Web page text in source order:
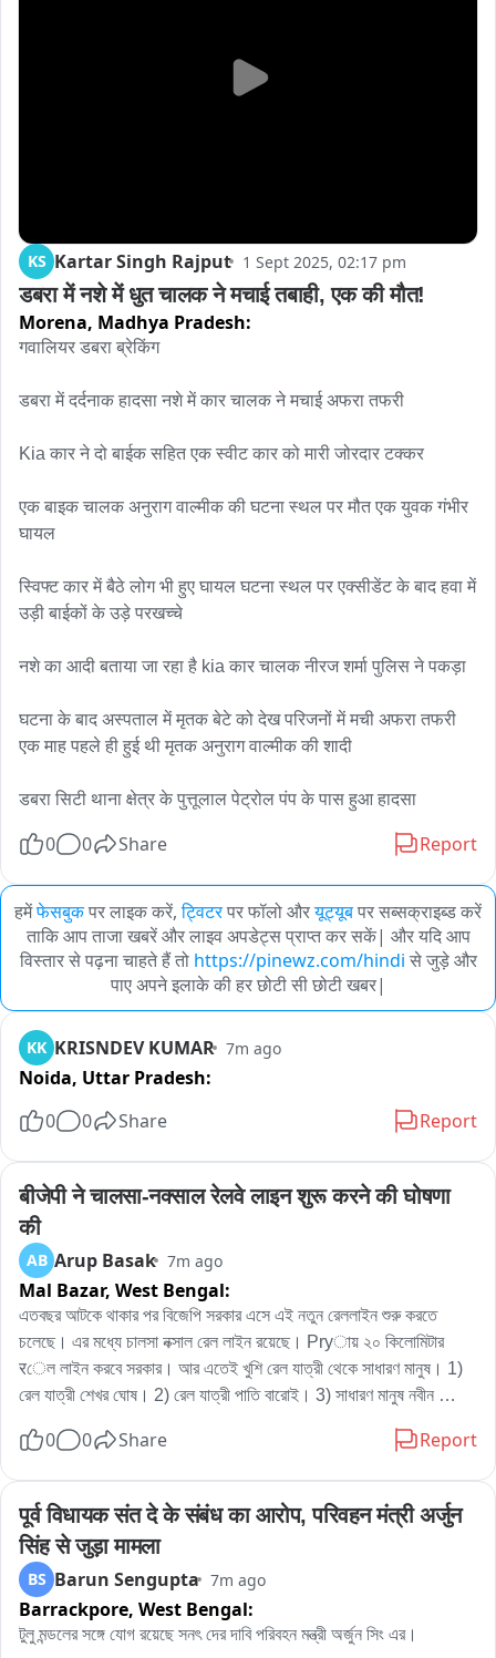
KS Kartar Singh Rajput 1 Sept 2025, 02:17 pm
डबरा में नशे में धुत चालक ने मचाई तबाही, एक की मौत!
Morena, Madhya Pradesh:
गवालियर डबरा ब्रेकिंग
डबरा में दर्दनाक हादसा नशे में कार चालक ने मचाई अफरा तफरी
Kia कार ने दो बाईक सहित एक स्वीट कार को मारी जोरदार टक्कर
एक बाइक चालक अनुराग वाल्मीक की घटना स्थल पर मौत एक युवक गंभीर
घायल
स्विफ्ट कार में बैठे लोग भी हुए घायल घटना स्थल पर एक्सीडेंट के बाद हवा में
उड़ी बाईकों के उड़े परखच्चे
नशे का आदी बताया जा रहा है kia कार चालक नीरज शर्मा पुलिस ने पकड़ा
घटना के बाद अस्पताल में मृतक बेटे को देख परिजनों में मची अफरा तफरी
एक माह पहले ही हुई थी मृतक अनुराग वाल्मीक की शादी
डबरा सिटी थाना क्षेत्र के पुत्तूलाल पेट्रोल पंप के पास हुआ हादसा
0 0 Share Report
हमेंफेसबुकपर लाइक करें, ट्विटरपर फॉलो औरयूट्यूबपर सब्सक्राइब्ड करें
ताकि आप ताजा खबरें और लाइव अपडेट्स प्राप्त कर सकें| और यदि आप
विस्तार से पढ़ना चाहते हैं तो https://pinewz.com/hindi से जुड़े और
पाए अपने इलाके की हर छोटी सी छोटी खबर|
KK KRISNDEV KUMAR 7m ago
Noida, Uttar Pradesh:
0
0 Share Report
बीजेपी ने चालसा-नक्साल रेलवे लाइन शुरू करने की घोषणा
की
AB Arup Basak 7m ago
Mal Bazar, West Bengal:
এতবছর আটকে থাকার পর বিজেপি সরকার এসে এই নতুন রেললাইন শুরু করতে
চলেছে। এর মধ্যে চালসা নক্সাল রেল লাইন রয়েছে। Pryায় ২০ কিলোমিটার
रেল লাইন করবে সরকার। আর এতেই খুশি রেল যাত্রী থেকে সাধারণ মানুষ। 1)
রেল যাত্রী শেখর ঘোষ। 2) রেল যাত্রী পাতি বারোই। 3) সাধারণ মানুষ নবীন
0 0 Share Report
पूर्व विधायक संत दे के संबंध का आरोप, परिवहन मंत्री अर्जुन
सिंह से जुड़ा मामला
BS Barun Sengupta 7m ago
Barrackpore, West Bengal:
টুলু মন্ডলের সঙ্গে যোগ রয়েছে সনৎ দের দাবি পরিবহন মন্ত্রী অর্জুন সিং এর।